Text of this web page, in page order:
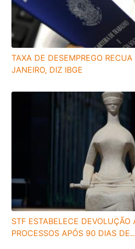
TAXA DE DESEMPREGO RECUA
JANEIRO, DIZ IBGE
STF ESTABELECE
PROCESSOS APÓS 90 DIAS DE...